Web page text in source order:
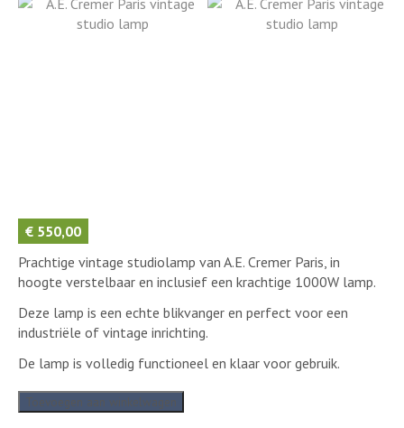
€ 550,00
Prachtige vintage studiolamp van A.E. Cremer Paris, in
hoogte verstelbaar en inclusief een krachtige 1000W lamp.
Deze lamp is een echte blikvanger en perfect voor een
industriële of vintage inrichting.
De lamp is volledig functioneel en klaar voor gebruik.
A.E.
Cremer
Toevoegen aan winkelwagen